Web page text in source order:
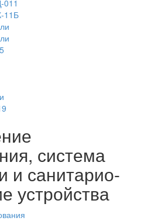
011
11Б
система
и санитарио-
устройства